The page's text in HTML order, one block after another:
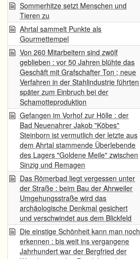
Sommerhitze setzt Menschen und
Tieren zu
Ahrtal sammelt Punkte als
Gourmettempel
Von 260 Mitarbeitern sind zwölf
geblieben : vor 50 Jahren blühte das
Geschäft mit Grafschafter Ton ; neue
Verfahren in der Stahlindustrie führten
später zum Einbruch bei der
Schamotteproduktion
Gefangen im Vorhof zur Hölle : der
Bad Neuenahrer Jakob "Köbes"
Steinborn ist vermutlich der letzte aus
dem Ahrtal stammende Überlebende
des Lagers "Goldene Meile" zwischen
Sinzig und Remagen
Das Römerbad liegt vergessen unter
der Straße : beim Bau der Ahrweiler
Umgehungsstraße wird das
archäologische Denkmal gesichert
und verschwindet aus dem Blickfeld
Die einstige Schönheit kann man noch
erkennen : bis weit ins vergangene
Jahrhundert war der Bergfried der